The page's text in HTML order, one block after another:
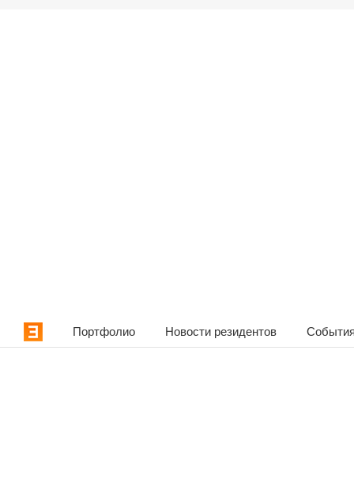
Портфолио Новости резидентов